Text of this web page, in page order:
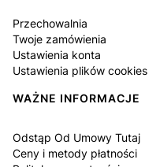
Przechowalnia
Twoje zamówienia
Ustawienia konta
Ustawienia plików cookies
WAŻNE INFORMACJE
Odstąp Od Umowy Tutaj
Ceny i metody płatności